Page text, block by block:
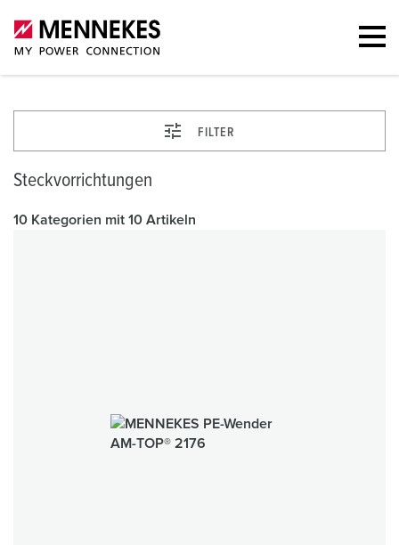
FILTER
Steckvorrichtungen
10 Kategorien mit 10 Artikeln